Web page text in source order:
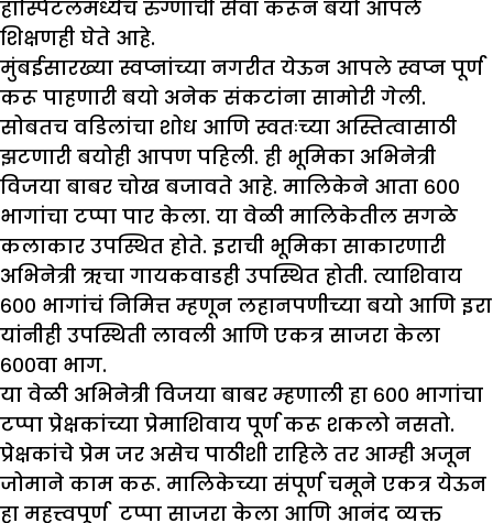
हॉस्पिटलमध्येच रुग्णांची सेवा‌ करून बयो आपले
शिक्षणही घेते आहे.
मुंबईसारख्या स्वप्नांच्या नगरीत येऊन आपले स्वप्न पूर्ण
करू पाहणारी बयो अनेक संकटांना सामोरी गेली.
सोबतच वडिलांचा शोध आणि स्वतःच्या अस्तित्वासाठी
झटणारी बयोही आपण पहिली. ही भूमिका अभिनेत्री
विजया बाबर चोख बजावते आहे. मालिकेने आता ६००
भागांचा टप्पा पार केला. या वेळी मालिकेतील सगळे
कलाकार उपस्थित होते. इराची भूमिका साकारणारी
अभिनेत्री ऋचा गायकवाडही उपस्थित होती. त्याशिवाय
६०० भागांचं निमित्त म्हणून लहानपणीच्या बयो आणि इरा
यांनीही उपस्थिती लावली आणि एकत्र साजरा केला
६००वा भाग.
या वेळी अभिनेत्री विजया बाबर म्हणाली हा ६०० भागांचा
टप्पा प्रेक्षकांच्या प्रेमाशिवाय पूर्ण करू शकलो नसतो.
प्रेक्षकांचे प्रेम जर असेच पाठीशी राहिले तर आम्ही अजून
जोमाने काम करू. मालिकेच्या संपूर्ण चमूने एकत्र येऊन
हा महत्त्वपूर्ण टप्पा साजरा केला आणि आनंद व्यक्त